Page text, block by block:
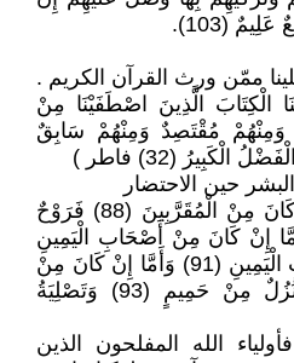
(103).
ممّن ورث القرآن الكريم .
الْكِتَابَ الَّذِينَ اصْطَفَيْنَا مِنْ
وَمِنْهُمْ مُقْتَصِدٌ وَمِنْهُمْ سَابِقٌ
(32) فاطر )
حين الاحتضار
قال جل وعلا : ( فَأَمَّا إِنْ كَانَ مِنْ الْمُقَرَّبِينَ (88) فَرَوْحٌ
وَجَنَّةُ نَعِيمٍ (89) وَأَمَّا إِنْ كَانَ مِنْ أَصْحَابِ الْيَمِينِ
(90) فَسَلامٌ لَكَ مِنْ أَصْحَابِ الْيَمِينِ (91) وَأَمَّا إِنْ كَانَ مِنْ
الْمُكَذِّبِينَ الضَّالِّينَ (92) فَنُزُلٌ مِنْ حَمِيمٍ (93) وَتَصْلِيَةُ
الله المفلحون الذين